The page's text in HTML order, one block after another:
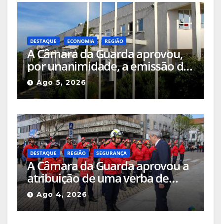
DESTAQUE ECONOMIA REGIÃO
A Câmara da Guarda aprovou,
por unanimidade, a emissão do
parecer favorável de estatuto
de Utilidade Pública para o
NERGA
Ago 5, 2026
DESTAQUE REGIÃO SEGURANÇA
A Câmara da Guarda aprovou a
atribuição de uma verba de
cerca de 205 mil euros às
corporações de bombeiros do
concelho e a quatro equipas de
Ago 4, 2026